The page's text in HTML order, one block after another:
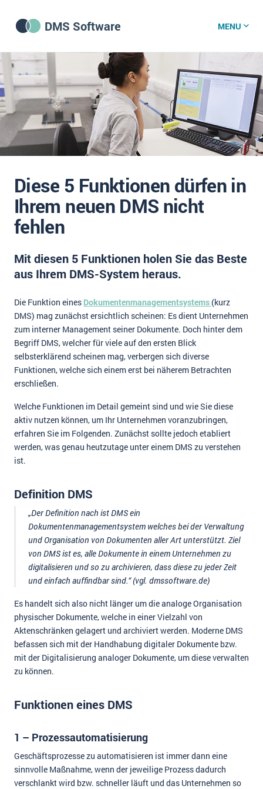
DMS Software
DMS Software
DMS Wissenszentrum
DMS News
Was ist DMS?
Offene Stellen bei CRM-Lieferanten
Über uns
DSGVO/GDPR
Impressum
Kontakt
MENU
Diese 5 Funktionen dürfen in
Ihrem neuen DMS nicht
fehlen
Mit diesen 5 Funktionen holen Sie das Beste
aus Ihrem DMS-System heraus.
Die Funktion eines Dokumentenmanagementsystems (kurz
DMS) mag zunächst ersichtlich scheinen: Es dient Unternehmen
zum interner Management seiner Dokumente. Doch hinter dem
Begriff DMS, welcher für viele auf den ersten Blick
selbsterklärend scheinen mag, verbergen sich diverse
Funktionen, welche sich einem erst bei näherem Betrachten
erschließen.
Welche Funktionen im Detail gemeint sind und wie Sie diese
aktiv nutzen können, um Ihr Unternehmen voranzubringen,
erfahren Sie im Folgenden. Zunächst sollte jedoch etabliert
werden, was genau heutzutage unter einem DMS zu verstehen
ist.
Definition DMS
„Der Definition nach ist DMS ein
Dokumentenmanagementsystem welches bei der Verwaltung
und Organisation von Dokumenten aller Art unterstützt. Ziel
von DMS ist es, alle Dokumente in einem Unternehmen zu
digitalisieren und so zu archivieren, dass diese zu jeder Zeit
und einfach auffindbar sind.“ (vgl. dmssoftware.de)
Es handelt sich also nicht länger um die analoge Organisation
physischer Dokumente, welche in einer Vielzahl von
Aktenschränken gelagert und archiviert werden. Moderne DMS
befassen sich mit der Handhabung digitaler Dokumente bzw.
mit der Digitalisierung analoger Dokumente, um diese verwalten
zu können.
Funktionen eines DMS
1 – Prozessautomatisierung
Geschäftsprozesse zu automatisieren ist immer dann eine
sinnvolle Maßnahme, wenn der jeweilige Prozess dadurch
verschlankt wird bzw. schneller läuft und das Unternehmen so